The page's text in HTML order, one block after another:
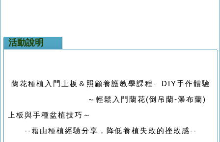
活動說明
蘭花種植入門上板＆照顧養護教學課程- DIY手作體驗
～輕鬆入門蘭花(倒吊蘭-瀑布蘭)
上板與手種盆植技巧～
--藉由種植經驗分享，降低養植失敗的挫敗感--